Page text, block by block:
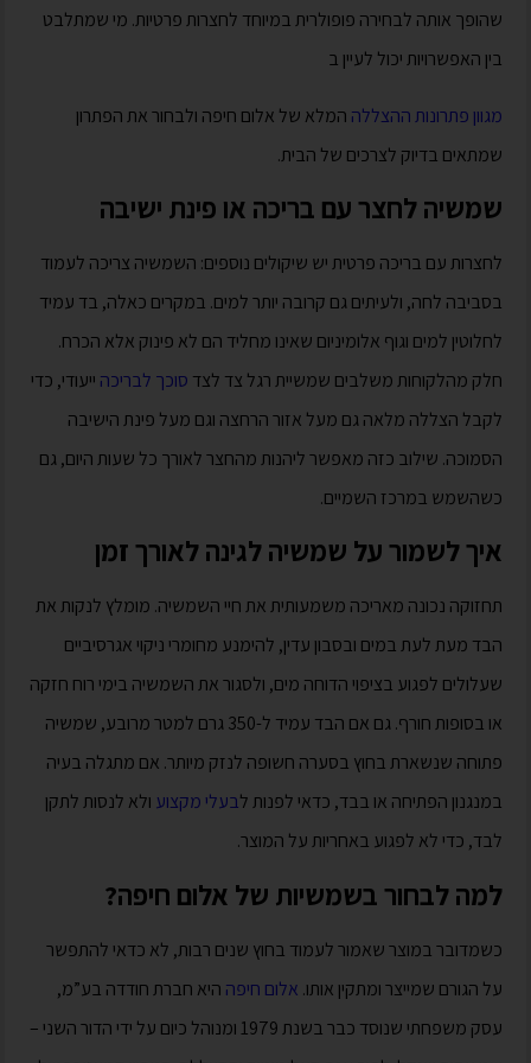
שהופך אותה לבחירה פופולרית במיוחד לחצרות פרטיות. מי שמתלבט
בין האפשרויות יכול לעיין ב
מגוון פתרונות ההצללה המלא של אלום חיפה ולבחור את הפתרון
שמתאים בדיוק לצרכים של הבית.
שמשיה לחצר עם בריכה או פינת ישיבה
לחצרות עם בריכה פרטית יש שיקולים נוספים: השמשיה צריכה לעמוד
בסביבה לחה, ולעיתים גם קרובה יותר למים. במקרים כאלה, בד עמיד
לחלוטין למים וגוף אלומיניום שאינו מחליד הם לא פינוק אלא הכרח.
חלק מהלקוחות משלבים שמשיית רגל צד לצד סוכך לבריכה ייעודי, כדי
לקבל הצללה מלאה גם מעל אזור הרחצה וגם מעל פינת הישיבה
הסמוכה. שילוב כזה מאפשר ליהנות מהחצר לאורך כל שעות היום, גם
כשהשמש במרכז השמיים.
איך לשמור על שמשיה לגינה לאורך זמן
תחזוקה נכונה מאריכה משמעותית את חיי השמשיה. מומלץ לנקות את
הבד מעת לעת במים ובסבון עדין, להימנע מחומרי ניקוי אגרסיביים
שעלולים לפגוע בציפוי הדוחה מים, ולסגור את השמשיה בימי רוח חזקה
או בסופות חורף. גם אם הבד עמיד ל-350 גרם למטר מרובע, שמשיה
פתוחה שנשארת בחוץ בסערה חשופה לנזק מיותר. אם מתגלה בעיה
במנגנון הפתיחה או בבד, כדאי לפנות לבעלי מקצוע ולא לנסות לתקן
לבד, כדי לא לפגוע באחריות על המוצר.
למה לבחור בשמשיות של אלום חיפה?
כשמדובר במוצר שאמור לעמוד בחוץ שנים רבות, לא כדאי להתפשר
על הגורם שמייצר ומתקין אותו. אלום חיפה היא חברת חודדה בע”מ,
עסק משפחתי שנוסד כבר בשנת 1979 ומנוהל כיום על ידי הדור השני –